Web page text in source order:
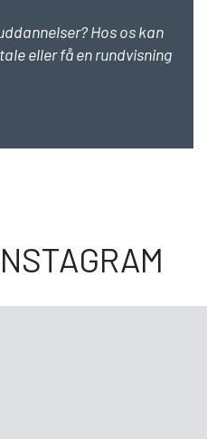
Hos os kan
eller få en rundvisning